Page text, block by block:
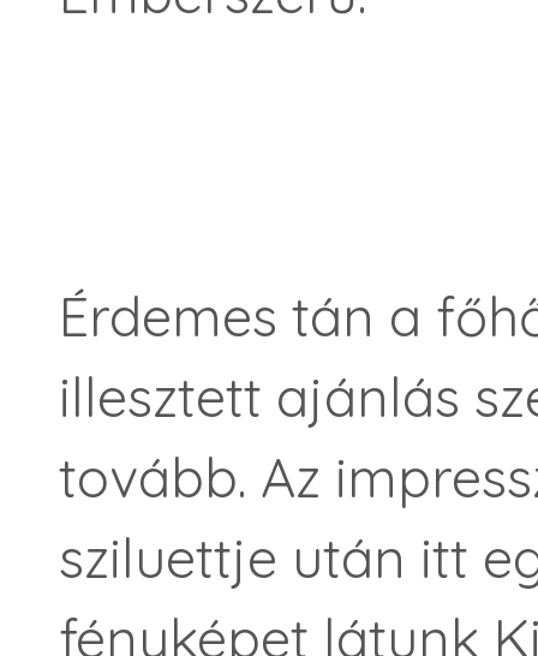
Érdemes tán a
illesztett ajánlás
tovább. Az
sziluettje után itt
fényképet látunk